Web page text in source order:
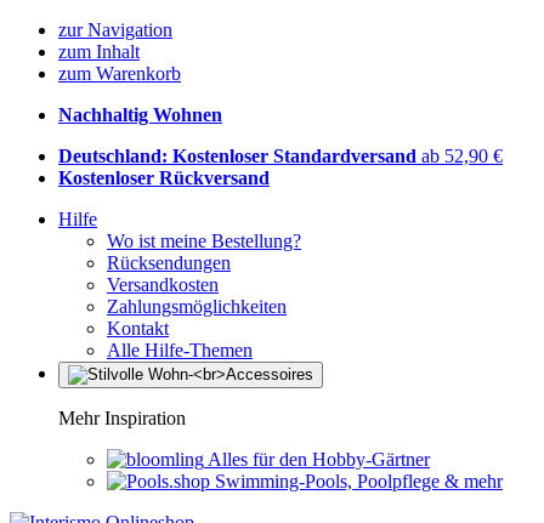
zur Navigation
zum Inhalt
zum Warenkorb
Nachhaltig Wohnen
Deutschland: Kostenloser Standardversand ab 52,90 €
Kostenloser Rückversand
Hilfe
Wo ist meine Bestellung?
Rücksendungen
Versandkosten
Zahlungsmöglichkeiten
Kontakt
Alle Hilfe-Themen
Mehr Inspiration
Alles für den Hobby-Gärtner
Swimming-Pools, Poolpflege & mehr